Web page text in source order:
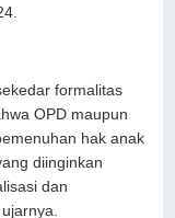
formalitas
OPD maupun
hak anak
diinginkan
dan